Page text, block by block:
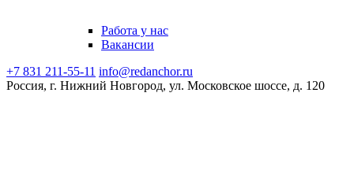
Работа у нас
Вакансии
+7 831 211-55-11 info@redanchor.ru
Россия, г. Нижний Новгород, ул. Московское шоссе, д. 120